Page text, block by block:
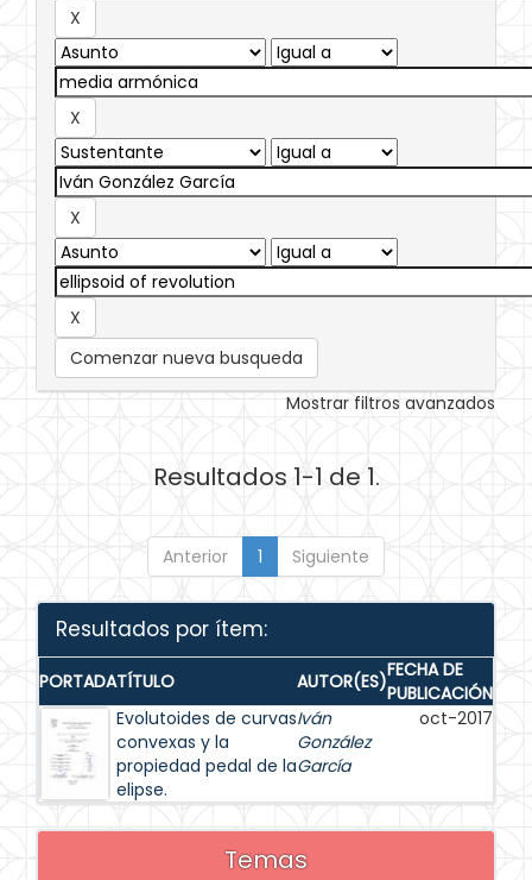
Comenzar nueva busqueda
Mostrar filtros avanzados
Resultados 1-1 de 1.
Anterior 1 Siguiente
Resultados por ítem:
PORTADATÍTULO AUTOR(ES)FECHA DE
PUBLICACIÓN
Evolutoides de curvas
convexas y la
propiedad pedal de la
elipse.
Iván
González
García
oct-2017
Temas